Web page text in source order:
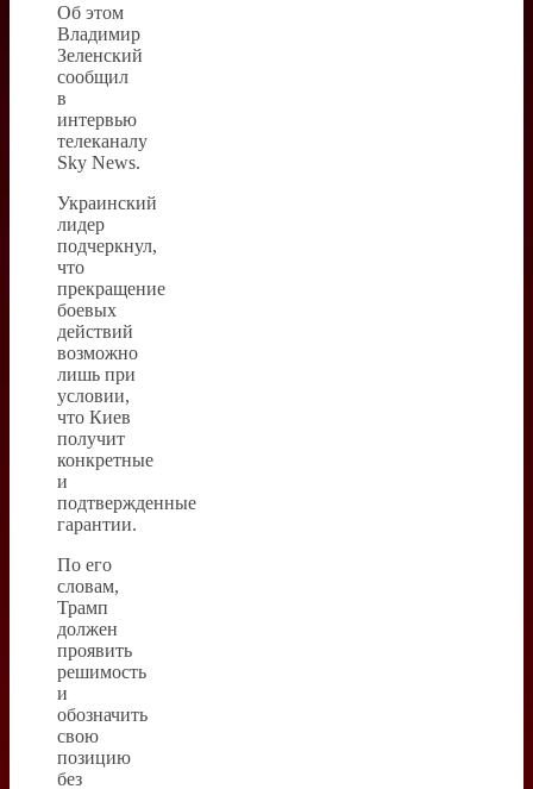
Об этом
Владимир
Зеленский
сообщил
в
интервью
телеканалу
Sky News.
Украинский
лидер
подчеркнул,
что
прекращение
боевых
действий
возможно
лишь при
условии,
что Киев
получит
конкретные
и
подтвержденные
гарантии.
По его
словам,
Трамп
должен
проявить
решимость
и
обозначить
свою
позицию
без